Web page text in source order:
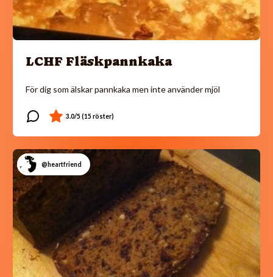
LCHF Fläskpannkaka
För dig som älskar pannkaka men inte använder mjöl
@heartfriend